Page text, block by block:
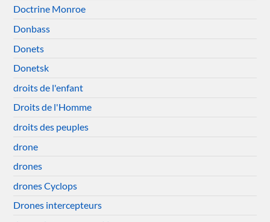
Doctrine Monroe
Donbass
Donets
Donetsk
droits de l'enfant
Droits de l'Homme
droits des peuples
drone
drones
drones Cyclops
Drones intercepteurs